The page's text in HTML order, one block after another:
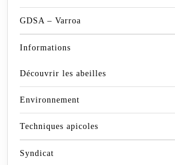
GDSA – Varroa
Informations
Découvrir les abeilles
Environnement
Techniques apicoles
Syndicat